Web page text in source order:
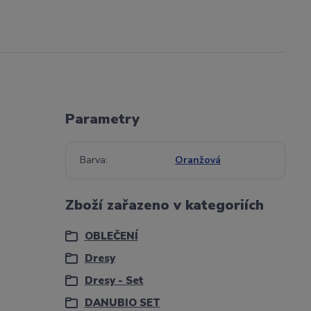
Parametry
Barva Oranžová
Zboží zařazeno v kategoriích
OBLEČENÍ
Dresy
Dresy - Set
DANUBIO SET